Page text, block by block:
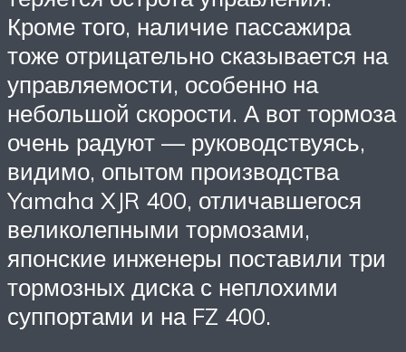
Кроме того, наличие пассажира
тоже отрицательно сказывается на
управляемости, особенно на
небольшой скорости. А вот тормоза
очень радуют — руководствуясь,
видимо, опытом производства
Yamaha XJR 400, отличавшегося
великолепными тормозами,
японские инженеры поставили три
тормозных диска с неплохими
суппортами и на FZ 400.